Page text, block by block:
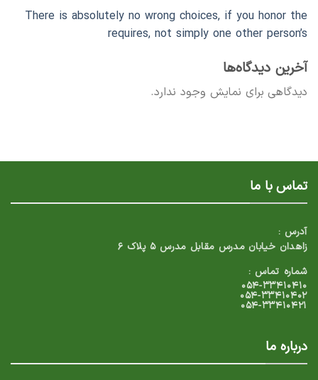
There is absolutely no wrong choices, if you honor the
requires, not simply one other person’s
آخرین دیدگاه‌ها
دیدگاهی برای نمایش وجود ندارد.
تماس با ما
آدرس :
زاهدان خیابان مدرس مقابل مدرس ۵ پلاک ۶
شماره تماس :
۰۵۴-۳۳۴۱۰۴۱۰
۰۵۴-۳۳۴۱۰۴۰۲
۰۵۴-۳۳۴۱۰۴۲۱
درباره ما